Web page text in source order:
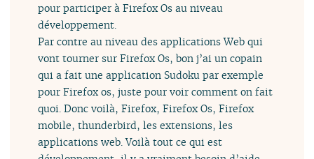
pour participer à Firefox Os au niveau
développement.
Par contre au niveau des applications Web qui
vont tourner sur Firefox Os, bon j’ai un copain
qui a fait une application Sudoku par exemple
pour Firefox os, juste pour voir comment on fait
quoi. Donc voilà, Firefox, Firefox Os, Firefox
mobile, thunderbird, les extensions, les
applications web. Voilà tout ce qui est